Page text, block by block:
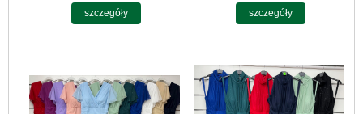
szczegóły szczegóły